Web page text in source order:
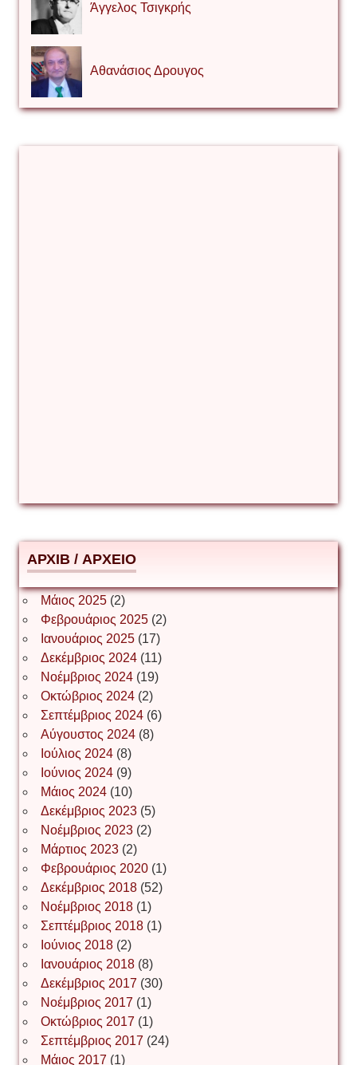
Άγγελος Τσιγκρής
Αθανάσιος Δρουγος
Δημήτριος Ζακοντινός
ΕΥΑΓΓΕΛΟΣ ΜΩΚΟΣ
Ιωάννης Σ. Παπαφλωράτος
ΝΙΚΟΣ ΓΑΤΟΣ
Νίκος Λυγερός
Іван Буртик
Іван Наконечний
Інга Короткевич
Ірина Ключковська
АРХІВ / ΑΡΧΕΙΟ
Μάιος 2025(2)
Φεβρουάριος 2025(2)
Ιανουάριος 2025(17)
Δεκέμβριος 2024(11)
Νοέμβριος 2024(19)
Οκτώβριος 2024(2)
Σεπτέμβριος 2024(6)
Αύγουστος 2024(8)
Ιούλιος 2024(8)
Ιούνιος 2024(9)
Μάιος 2024(10)
Δεκέμβριος 2023(5)
Νοέμβριος 2023(2)
Μάρτιος 2023(2)
Φεβρουάριος 2020(1)
Δεκέμβριος 2018(52)
Νοέμβριος 2018(1)
Σεπτέμβριος 2018(1)
Ιούνιος 2018(2)
Ιανουάριος 2018(8)
Δεκέμβριος 2017 (30)
Νοέμβριος 2017 (1)
Οκτώβριος 2017 (1)
Σεπτέμβριος 2017 (24)
Μάιος 2017 (1)